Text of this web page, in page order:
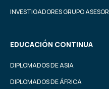
INVESTIGADORES GRUPO ASESOR
EDUCACIÓN CONTINUA
DIPLOMADOS DE ASIA
DIPLOMADOS DE ÁFRICA